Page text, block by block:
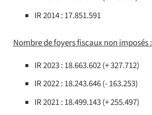
IR 2014 : 17.851.591
Nombre de foyers fiscaux non imposés :
IR 2023 : 18.663.602 (+ 327.712)
IR 2022 : 18.243.646 (- 163.253)
IR 2021 : 18.499.143 (+ 255.497)